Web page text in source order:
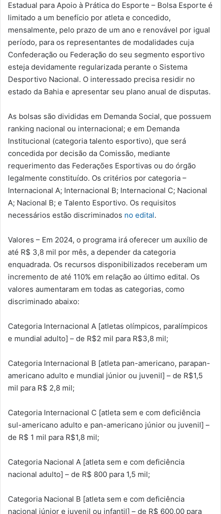
Estadual para Apoio à Prática do Esporte – Bolsa Esporte é
limitado a um benefício por atleta e concedido,
mensalmente, pelo prazo de um ano e renovável por igual
período, para os representantes de modalidades cuja
Confederação ou Federação do seu segmento esportivo
esteja devidamente regularizada perante o Sistema
Desportivo Nacional. O interessado precisa residir no
estado da Bahia e apresentar seu plano anual de disputas.
As bolsas são divididas em Demanda Social, que possuem
ranking nacional ou internacional; e em Demanda
Institucional (categoria talento esportivo), que será
concedida por decisão da Comissão, mediante
requerimento das Federações Esportivas ou do órgão
legalmente constituído. Os critérios por categoria –
Internacional A; Internacional B; Internacional C; Nacional
A; Nacional B; e Talento Esportivo. Os requisitos
necessários estão discriminados no edital.
Valores – Em 2024, o programa irá oferecer um auxílio de
até R$ 3,8 mil por mês, a depender da categoria
enquadrada. Os recursos disponibilizados receberam um
incremento de até 110% em relação ao último edital. Os
valores aumentaram em todas as categorias, como
discriminado abaixo:
Categoria Internacional A [atletas olímpicos, paralímpicos
e mundial adulto] – de R$2 mil para R$3,8 mil;
Categoria Internacional B [atleta pan-americano, parapan-
americano adulto e mundial júnior ou juvenil] – de R$1,5
mil para R$ 2,8 mil;
Categoria Internacional C [atleta sem e com deficiência
sul-americano adulto e pan-americano júnior ou juvenil] –
de R$ 1 mil para R$1,8 mil;
Categoria Nacional A [atleta sem e com deficiência
nacional adulto] – de R$ 800 para 1,5 mil;
Categoria Nacional B [atleta sem e com deficiência
nacional júnior e juvenil ou infantil] – de R$ 600,00 para